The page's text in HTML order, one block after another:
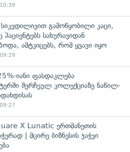
გამოწყობილი კაცი,
სახურავიდან
ამტკიცებს, რომ ყვავი იყო
იანი ფასდაკლება
შერჩეულ კოლექციაზე ნაწილ-
X Lunatic ერთმანეთის
| მცირე ბიზნესის ჯაჭვი